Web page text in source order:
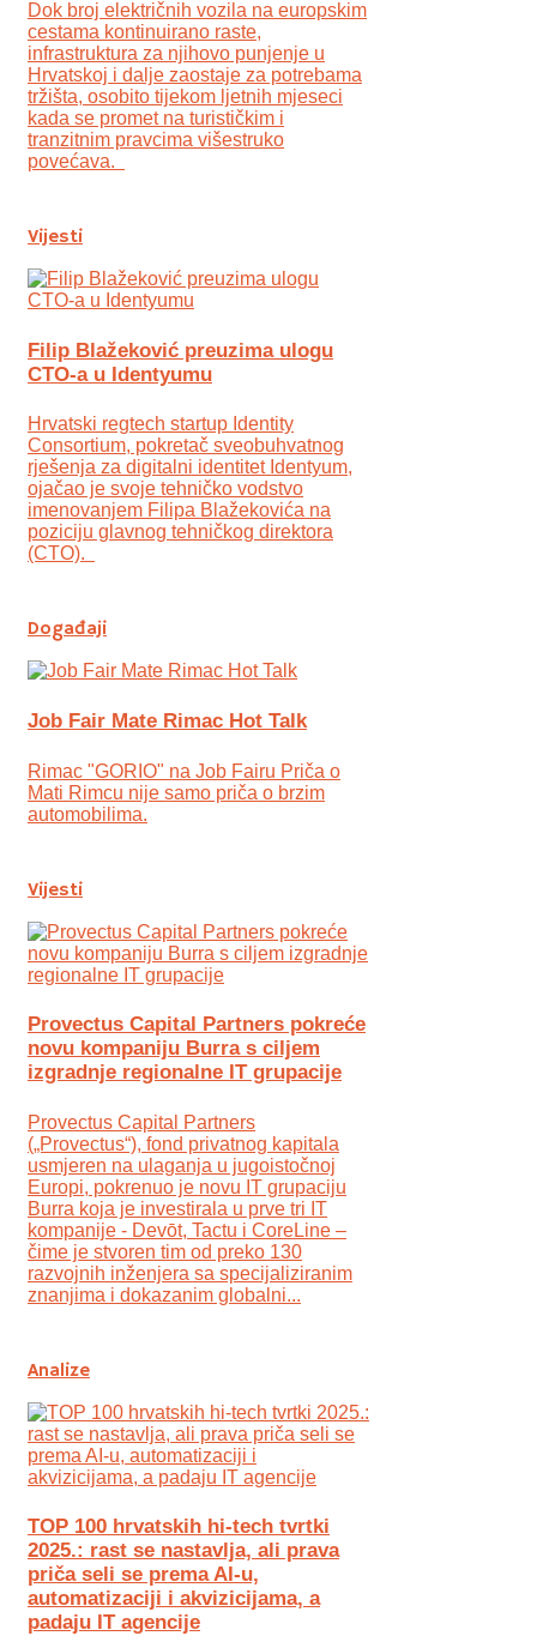
Dok broj električnih vozila na europskim
cestama kontinuirano raste,
infrastruktura za njihovo punjenje u
Hrvatskoj i dalje zaostaje za potrebama
tržišta, osobito tijekom ljetnih mjeseci
kada se promet na turističkim i
tranzitnim pravcima višestruko
povećava.
Vijesti
Filip Blažeković preuzima ulogu
CTO-a u Identyumu
Hrvatski regtech startup Identity
Consortium, pokretač sveobuhvatnog
rješenja za digitalni identitet Identyum,
ojаčao je svoje tehničko vodstvo
imenovanjem Filipa Blažekovića na
poziciju glavnog tehničkog direktora
(CTO).
Događaji
Job Fair Mate Rimac Hot Talk
Rimac "GORIO" na Job Fairu Priča o
Mati Rimcu nije samo priča o brzim
automobilima.
Vijesti
Provectus Capital Partners pokreće
novu kompaniju Burra s ciljem
izgradnje regionalne IT grupacije
Provectus Capital Partners
(„Provectus“), fond privatnog kapitala
usmjeren na ulaganja u jugoistočnoj
Europi, pokrenuo je novu IT grupaciju
Burra koja je investirala u prve tri IT
kompanije - Devōt, Tactu i CoreLine –
čime je stvoren tim od preko 130
razvojnih inženjera sa specijaliziranim
znanjima i dokazanim globalni...
Analize
TOP 100 hrvatskih hi-tech tvrtki
2025.: rast se nastavlja, ali prava
priča seli se prema AI-u,
automatizaciji i akvizicijama, a
padaju IT agencije